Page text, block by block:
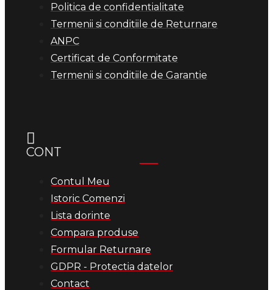
Politica de confidentialitate
Termenii si conditiile de Returnare
ANPC
Certificat de Conformitate
Termenii si conditiile de Garantie
CONT
Contul Meu
Istoric Comenzi
Lista dorinte
Compara produse
Formular Returnare
GDPR - Protectia datelor
Contact